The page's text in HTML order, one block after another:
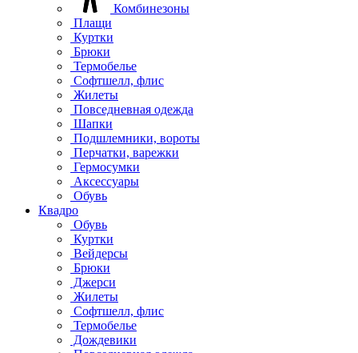
Комбинезоны
Плащи
Куртки
Брюки
Термобелье
Софтшелл, флис
Жилеты
Повседневная одежда
Шапки
Подшлемники, вороты
Перчатки, варежки
Гермосумки
Аксессуары
Обувь
Квадро
Обувь
Куртки
Вейдерсы
Брюки
Джерси
Жилеты
Софтшелл, флис
Термобелье
Дождевики